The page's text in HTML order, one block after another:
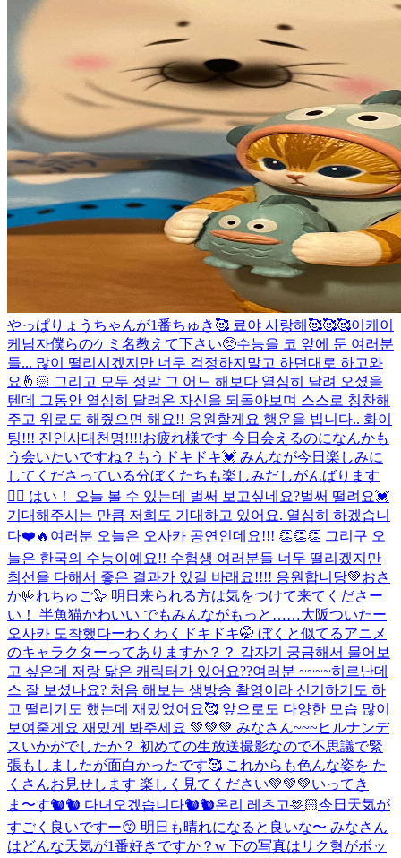
やっぱりょうちゃんが1番ちゅき🥰 료야 사랑해🥰🥰🥰이케이
케남자僕らのケミ名教えて下さい🥺수능을 코 앞에 둔 여러분
들... 많이 떨리시겠지만 너무 걱정하지말고 하던대로 하고와
요🤞🏻 그리고 모두 정말 그 어느 해보다 열심히 달려 오셨을
텐데 그동안 열심히 달려온 자신을 되돌아보며 스스로 칭찬해
주고 위로도 해줬으면 해요!! 응원할게요 행운을 빕니다.. 화이
팅!!! 진인사대천명!!!!お疲れ様です 今日会えるのになんかも
う会いたいですね？もうドキドキ💓 みんなが今日楽しみに
してくださっている分ぼくたちも楽しみだしがんばります
❤️‍🔥 はい！ 오늘 볼 수 있는데 벌써 보고싶네요?벌써 떨려요💓
기대해주시는 만큼 저희도 기대하고 있어요. 열심히 하겠습니
다❤️🔥 여러분 오늘은 오사카 공연인데요!!! 👏👏👏 그리구 오
늘은 한국의 수능이예요!! 수험생 여러분들 너무 떨리겠지만
최선을 다해서 좋은 결과가 있길 바래요!!!! 응원합니당💚おさ
か🤟れちゅご🦭 明日来られる方は気をつけて来てくださー
い！ 半魚猫かわいい でもみんながもっと……大阪ついたー
오사카 도착했다ーわくわくドキドキ🤭 ぼくと似てるアニメ
のキャラクターってありますか？？ 갑자기 궁금해서 물어보
고 싶은데 저랑 닮은 캐릭터가 있어요??여러분 ~~~~히르난데
스 잘 보셨나요? 처음 해보는 생방송 촬영이라 신기하기도 하
고 떨리기도 했는데 재밌었어요🥰 앞으로도 다양한 모습 많이
보여줄게요 재밌게 봐주세요 💚💚💚 みなさん~~~ヒルナンデ
スいかがでしたか？ 初めての生放送撮影なので不思議で緊
張もしましたが面白かったです🥰 これからも色んな姿を た
くさんお見せします 楽しく見てください💚💚💚いってき
ま〜す🐿🐿 다녀오겠습니다🐿🐿온리 레츠고🫶🏻今日天気が
すごく良いですー😙 明日も晴れになると良いな〜 みなさん
はどんな天気が1番好きですか？w 下の写真はリク형がボッ